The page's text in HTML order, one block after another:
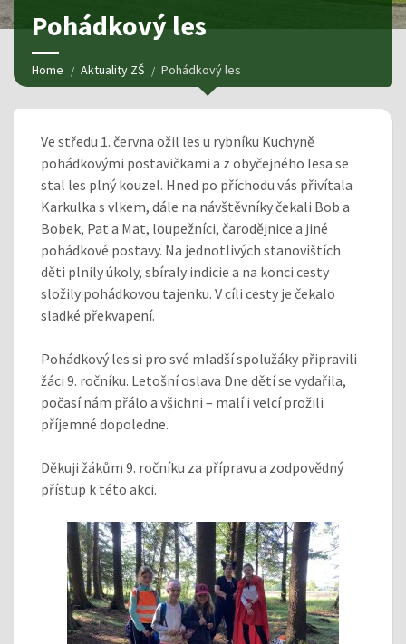
Pohádkový les
Home Aktuality ZŠ Pohádkový les
Ve středu 1. června ožil les u rybníku Kuchyně
pohádkovými postavičkami a z obyčejného lesa se
stal les plný kouzel. Hned po příchodu vás přivítala
Karkulka s vlkem, dále na návštěvníky čekali Bob a
Bobek, Pat a Mat, loupežníci, čarodějnice a jiné
pohádkové postavy. Na jednotlivých stanovištích
děti plnily úkoly, sbíraly indicie a na konci cesty
složily pohádkovou tajenku. V cíli cesty je čekalo
sladké překvapení.
Pohádkový les si pro své mladší spolužáky připravili
žáci 9. ročníku. Letošní oslava Dne dětí se vydařila,
počasí nám přálo a všichni – malí i velcí prožili
příjemné dopoledne.
Děkuji žákům 9. ročníku za přípravu a zodpovědný
přístup k této akci.